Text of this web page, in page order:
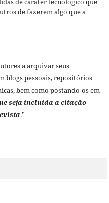
de fazerem algo que a
a arquivar seus
blogs pessoais, repositórios
bem como postando-os em
seja incluída a citação
.”